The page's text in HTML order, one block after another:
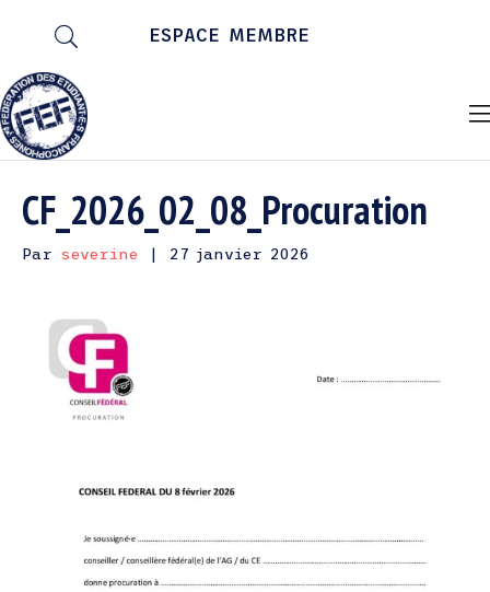
ESPACE MEMBRE
CF_2026_02_08_Procuration
Par severine | 27 janvier 2026